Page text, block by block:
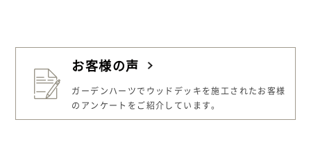
お客様の声
ガーデンハーツでウッドデッキを施工されたお客様
のアンケートをご紹介しています。